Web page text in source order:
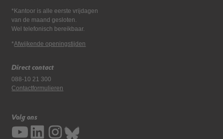
*Kantoor is alle eerste vrijdagen
van de maand gesloten.
Wel telefonisch bereikbaar.
*Afwijkende openingstijden
Direct contact
088-10 21 300
Contactformulieren
Volg ons